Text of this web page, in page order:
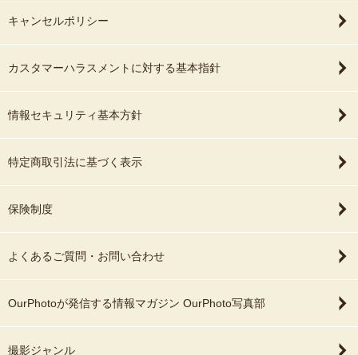
キャンセルポリシー
カスタマーハラスメントに対する基本指針
情報セキュリティ基本方針
特定商取引法に基づく表示
保険制度
よくあるご質問・お問い合わせ
OurPhotoが発信する情報マガジン OurPhoto写真部
撮影ジャンル